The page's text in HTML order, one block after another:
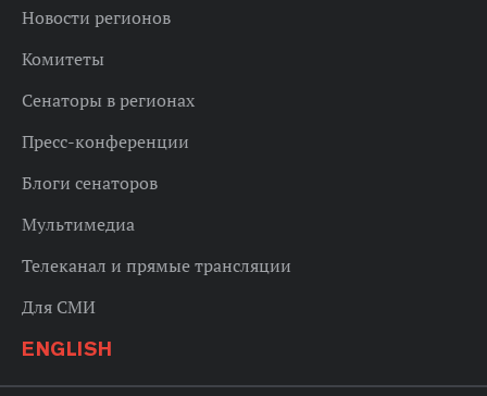
Новости регионов
Комитеты
Сенаторы в регионах
Пресс-конференции
Блоги сенаторов
Мультимедиа
Телеканал и прямые трансляции
Для СМИ
ENGLISH